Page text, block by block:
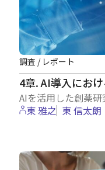
4章. AI導入にお
AIを活用した創薬
調査 / レポート
東 雅之 東 信太朗